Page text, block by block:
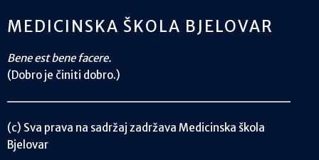
MEDICINSKA ŠKOLA BJELOVAR
Bene est bene facere.
(Dobro je činiti dobro.)
(c) Sva prava na sadržaj zadržava Medicinska škola
Bjelovar